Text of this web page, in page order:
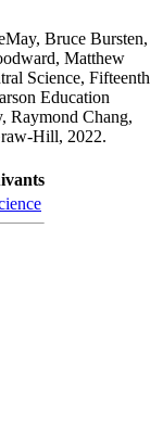
Bruce Bursten,
Matthew
Science, Fifteenth
Education
Raymond Chang,
Hill, 2022.